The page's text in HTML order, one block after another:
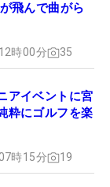
飛んで曲がら
時00分 35
アイベントに宮
粋にゴルフを楽
時15分 19